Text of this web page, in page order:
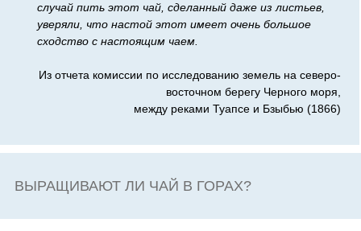
случай пить этот чай, сделанный даже из листьев,
уверяли, что настой этот имеет очень большое
сходство с настоящим чаем.
Из отчета комиссии по исследованию земель на северо-
восточном берегу Черного моря,
между реками Туапсе и Бзыбью (1866)
ВЫРАЩИВАЮТ ЛИ ЧАЙ В ГОРАХ?